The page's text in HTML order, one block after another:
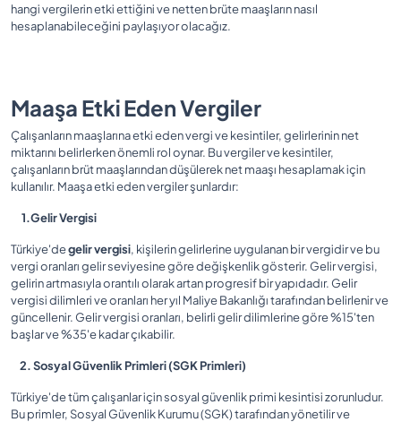
hangi vergilerin etki ettiğini ve netten brüte maaşların nasıl
hesaplanabileceğini paylaşıyor olacağız.
Maaşa Etki Eden Vergiler
Çalışanların maaşlarına etki eden vergi ve kesintiler, gelirlerinin net
miktarını belirlerken önemli rol oynar. Bu vergiler ve kesintiler,
çalışanların brüt maaşlarından düşülerek net maaşı hesaplamak için
kullanılır. Maaşa etki eden vergiler şunlardır:
1.Gelir Vergisi
Türkiye'degelir vergisi, kişilerin gelirlerine uygulanan bir vergidir ve bu
vergi oranları gelir seviyesine göre değişkenlik gösterir. Gelir vergisi,
gelirin artmasıyla orantılı olarak artan progresif bir yapıdadır. Gelir
vergisi dilimleri ve oranları her yıl Maliye Bakanlığı tarafından belirlenir ve
güncellenir. Gelir vergisi oranları, belirli gelir dilimlerine göre %15'ten
başlar ve %35'e kadar çıkabilir.
2. Sosyal Güvenlik Primleri (SGK Primleri)
Türkiye'de tüm çalışanlar için sosyal güvenlik primi kesintisi zorunludur.
Bu primler, Sosyal Güvenlik Kurumu (SGK) tarafından yönetilir ve